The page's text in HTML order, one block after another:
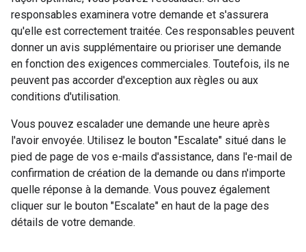
responsables examinera votre demande et s'assurera
qu'elle est correctement traitée. Ces responsables peuvent
donner un avis supplémentaire ou prioriser une demande
en fonction des exigences commerciales. Toutefois, ils ne
peuvent pas accorder d'exception aux règles ou aux
conditions d'utilisation.
Vous pouvez escalader une demande une heure après
l'avoir envoyée. Utilisez le bouton "Escalate" situé dans le
pied de page de vos e-mails d'assistance, dans l'e-mail de
confirmation de création de la demande ou dans n'importe
quelle réponse à la demande. Vous pouvez également
cliquer sur le bouton "Escalate" en haut de la page des
détails de votre demande.